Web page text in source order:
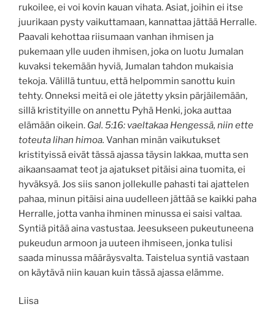
rukoilee, ei voi kovin kauan vihata. Asiat, joihin ei itse
juurikaan pysty vaikuttamaan, kannattaa jättää Herralle.
Paavali kehottaa riisumaan vanhan ihmisen ja
pukemaan ylle uuden ihmisen, joka on luotu Jumalan
kuvaksi tekemään hyviä, Jumalan tahdon mukaisia
tekoja. Välillä tuntuu, että helpommin sanottu kuin
tehty. Onneksi meitä ei ole jätetty yksin pärjäilemään,
sillä kristityille on annettu Pyhä Henki, joka auttaa
elämään oikein. Gal. 5:16: vaeltakaa Hengessä, niin ette
toteuta lihan himoa. Vanhan minän vaikutukset
kristityissä eivät tässä ajassa täysin lakkaa, mutta sen
aikaansaamat teot ja ajatukset pitäisi aina tuomita, ei
hyväksyä. Jos siis sanon jollekulle pahasti tai ajattelen
pahaa, minun pitäisi aina uudelleen jättää se kaikki paha
Herralle, jotta vanha ihminen minussa ei saisi valtaa.
Syntiä pitää aina vastustaa. Jeesukseen pukeutuneena
pukeudun armoon ja uuteen ihmiseen, jonka tulisi
saada minussa määräysvalta. Taistelua syntiä vastaan
on käytävä niin kauan kuin tässä ajassa elämme.
Liisa